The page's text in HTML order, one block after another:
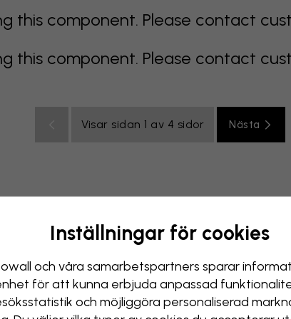
this component. Please contact
this component. Please contact
Visar sidan 1 av 4 sidor Nästa
orange rosa lila röd turkos vit gul
Inställningar för cookies
och våra samarbets­partners sparar
för att kunna erbjuda anpassad
och möjliggöra personaliserad